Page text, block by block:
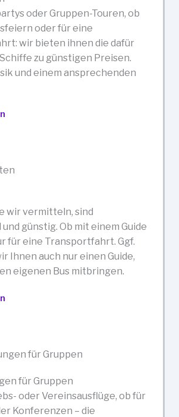
oder Gruppen-Touren, ob
oder für eine
wir bieten ihnen die dafür
zu günstigen Preisen.
und einem ansprechenden
wir vermitteln, sind
günstig. Ob mit einem Guide
für eine Transportfahrt. Ggf.
Ihnen auch nur einen Guide,
eigenen Bus mitbringen.
für Gruppen
oder Vereinsausflüge, ob für
Konferenzen – die